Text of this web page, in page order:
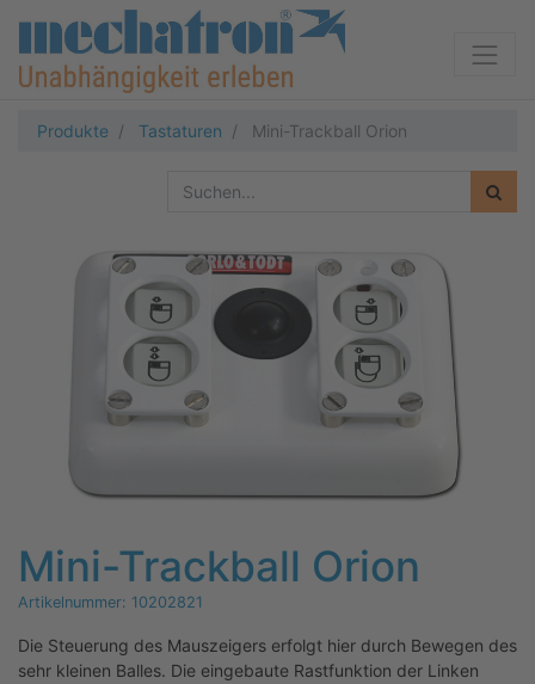
Produkte Tastaturen Mini-Trackball Orion
Mini-Trackball Orion
Artikelnummer: 10202821
Die Steuerung des Mauszeigers erfolgt hier durch Bewegen des
sehr kleinen Balles. Die eingebaute Rastfunktion der Linken